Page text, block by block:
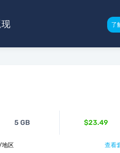
了
5 GB $23.49
/地区 查看